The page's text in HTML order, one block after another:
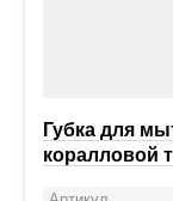
Губка для
коралловой